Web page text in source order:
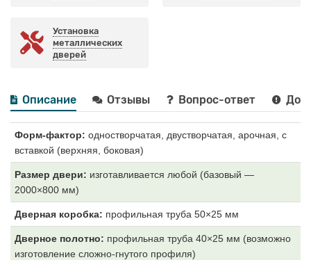
Установка
металлических
дверей
Описание Отзывы Вопрос-ответ
Форм-фактор: одностворчатая, двустворчатая, арочная, с
вставкой (верхняя, боковая)
Размер двери: изготавливается любой (базовый —
2000×800 мм)
Дверная коробка: профильная труба 50×25 мм
Дверное полотно: профильная труба 40×25 мм (возможно
изготовление сложно-гнутого профиля)